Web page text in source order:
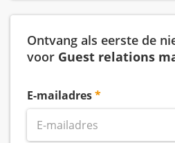
Ontvang als eerste de
voor Guest relations
E-mailadres